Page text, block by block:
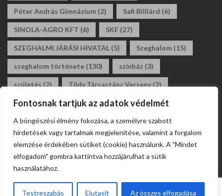
Fontosnak tartjuk az adatok védelmét
A böngészési élmény fokozása, a személyre szabott
hirdetések vagy tartalmak megjelenítése, valamint a forgalom
elemzése érdekében sütiket (cookie) használunk. A "Mindet
elfogadom" gombra kattintva hozzájárulhat a sütik
használatához.
Testreszabás Elutasít Az összes elfogadása
Péter András Gimnázium (2) Safi Billiárd (6)
SINOLA-AGRO KFT (6) SKF (27)
SZEGHALMI JÁRÁSI HIVATAL (5) Szeghalom (15)
szeghalom története (130) színház (3)
születés (2) Tildy Társastánc Verseny (2)
tildy zoltán általános iskola(3) tánc(2)
társastánc(2) állásajánlat (2) álláshirdetés